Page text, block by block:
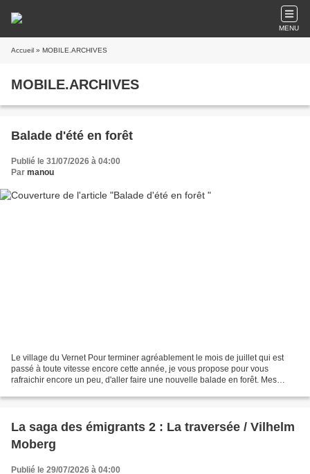
MENU
Accueil » MOBILE.ARCHIVES
MOBILE.ARCHIVES
Balade d'été en forêt
Publié le 31/07/2026 à 04:00
Par manou
Le village du Vernet Pour terminer agréablement le mois de juillet qui est
passé à toute vitesse encore cette année, je vous propose pour vous
rafraichir encore un peu, d'aller faire une nouvelle balade en forêt. Mes
La saga des émigrants 2 : La traversée / Vilhelm
Moberg
Publié le 29/07/2026 à 04:00